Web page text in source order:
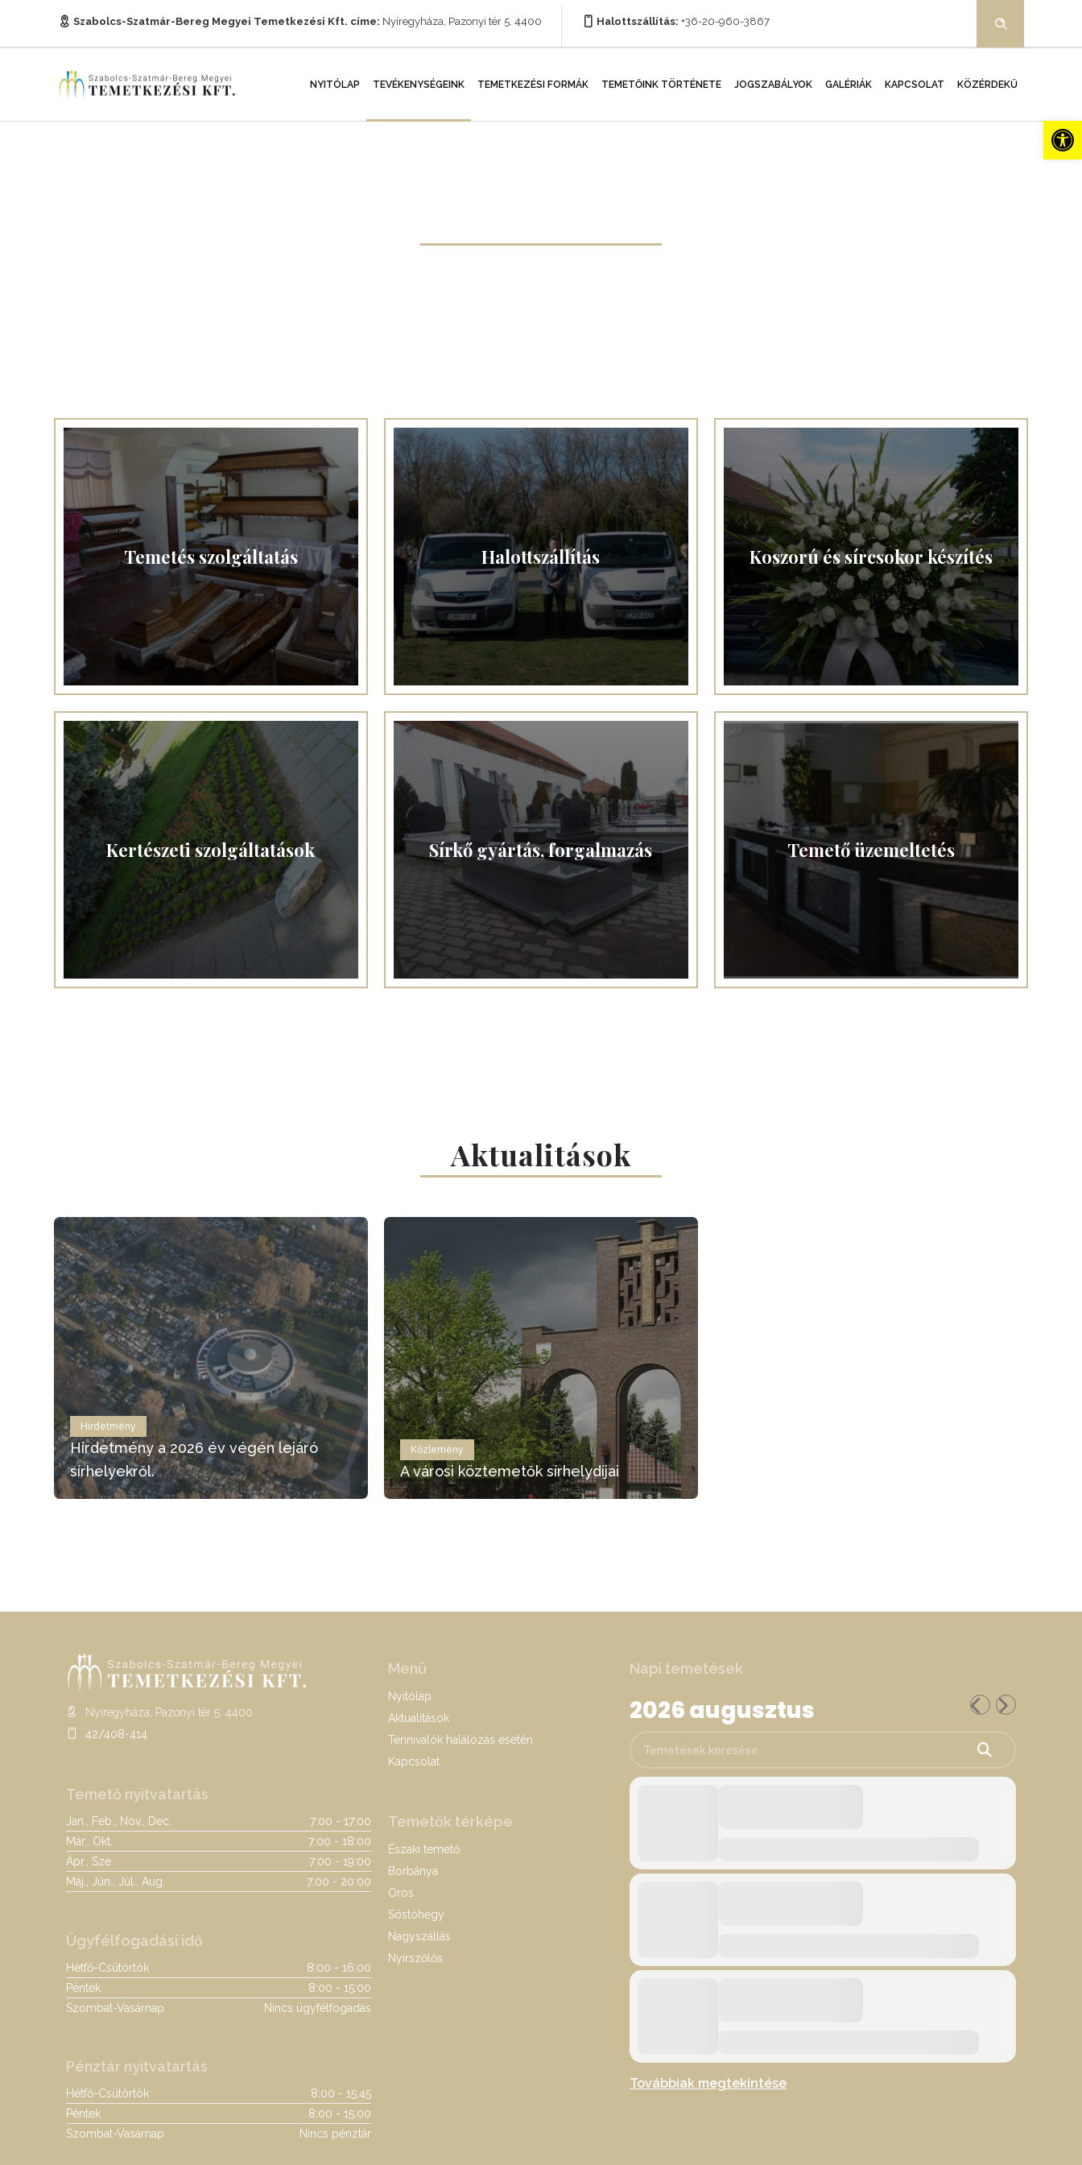
Szabolcs-Szatmár-Bereg Megyei Temetkezési Kft. címe: Nyíregyháza, Pazonyi tér 5. 4400 Halottszállítás: +36-20-960-3867
NYITÓLAP TEVÉKENYSÉGEINK TEMETKEZÉSI FORMÁK TEMETŐINK TÖRTÉNETE JOGSZABÁLYOK GALÉRIÁK KAPCSOLAT KÖZÉRDEKŰ
Temetés szolgáltatás Halottszállítás Koszorú és sírcsokor készítés
Kertészeti szolgáltatások Sírkő gyártás, forgalmazás Temető üzemeltetés
Aktualitások
Hirdetmény
Hirdetmény a 2026 év végén lejáró
sírhelyekről.
Közlemény
A városi köztemetők sírhelydíjai
Nyíregyháza, Pazonyi tér 5. 4400
42/408-414
Temető nyitvatartás
Jan., Feb., Nov., Dec.
7:00 - 17:00
Már., Okt.
7:00 - 18:00
Ápr., Sze.
7:00 - 19:00
Máj., Jún., Júl., Aug.
7:00 - 20:00
Ügyfélfogadási idő
Hétfő-Csütörtök
8:00 - 16:00
Péntek
8:00 - 15:00
Szombat-Vasárnap
Nincs ügyfélfogadás
Pénztár nyitvatartás
Hétfő-Csütörtök
8:00 - 15:45
Péntek
8:00 - 15:00
Szombat-Vasárnap
Nincs pénztár
Menü
Nyitólap
Aktualitások
Tennivalók halálozás esetén
Kapcsolat
Temetők térképe
Északi temető
Borbánya
Oros
Sóstóhegy
Nagyszállás
Nyírszőlős
Napi temetések
2026 augusztus
Továbbiak megtekintése